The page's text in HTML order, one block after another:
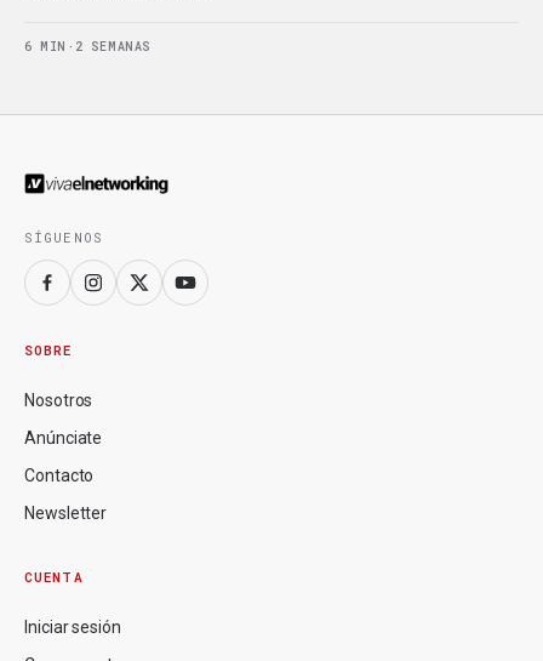
6 MIN · 2 SEMANAS
SÍGUENOS
SOBRE
Nosotros
Anúnciate
Contacto
Newsletter
CUENTA
Iniciar sesión